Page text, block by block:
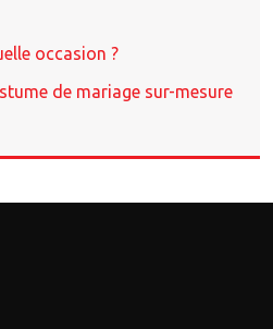
occasion ?
de mariage sur-mesure